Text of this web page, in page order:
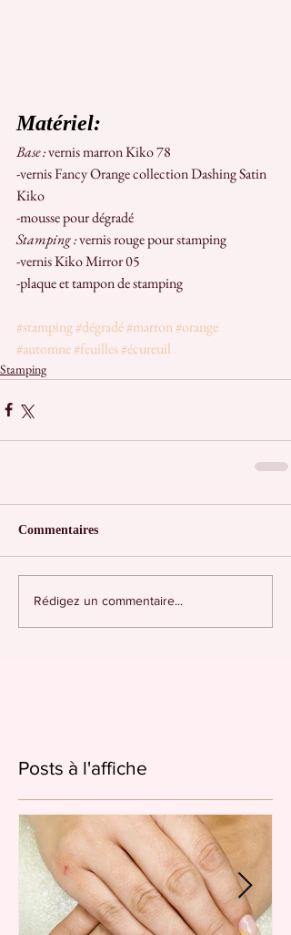
Matériel:
Base : vernis marron Kiko 78
-vernis Fancy Orange collection Dashing Satin
Kiko
-mousse pour dégradé
Stamping : vernis rouge pour stamping
-vernis Kiko Mirror 05
-plaque et tampon de stamping
#stamping#dégradé#marron#orange
#automne#feuilles#écureuil
Stamping
Commentaires
Rédigez un commentaire...
Posts à l'affiche